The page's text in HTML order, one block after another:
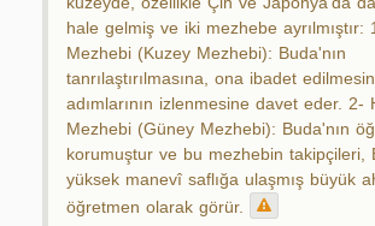
hale gelmiş ve iki mezhebe
Mezhebi (Kuzey Mezhebi): Buda'nın
tanrılaştırılmasına, ona ibadet
adımlarının izlenmesine davet eder. 2-
Mezhebi (Güney Mezhebi): Buda'nın
korumuştur ve bu mezhebin takipçileri,
yüksek manevî saflığa ulaşmış büyük
öğretmen olarak görür.